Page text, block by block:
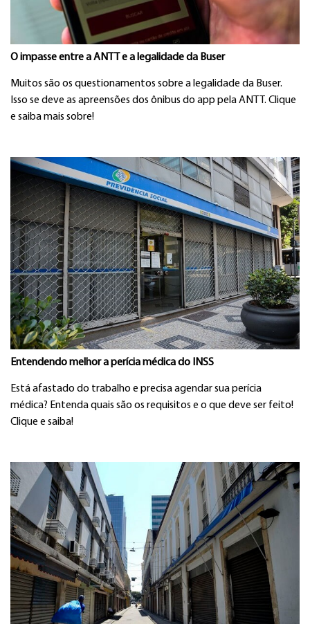
O impasse entre a ANTT e a legalidade da Buser
Muitos são os questionamentos sobre a legalidade da Buser.
Isso se deve as apreensões dos ônibus do app pela ANTT. Clique
e saiba mais sobre!
Entendendo melhor a perícia médica do INSS
Está afastado do trabalho e precisa agendar sua perícia
médica? Entenda quais são os requisitos e o que deve ser feito!
Clique e saiba!